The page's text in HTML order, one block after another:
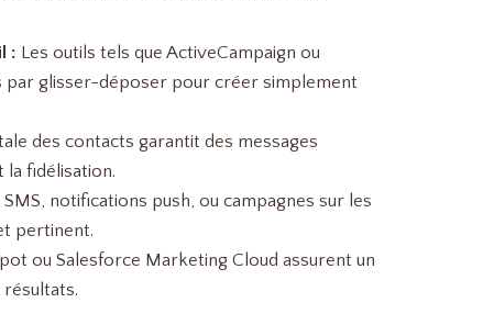
: Les outils tels que ActiveCampaign ou
glisser-déposer pour créer simplement
des contacts garantit des messages
la fidélisation.
SMS, notifications push, ou campagnes sur les
pertinent.
ou Salesforce Marketing Cloud assurent un
résultats.